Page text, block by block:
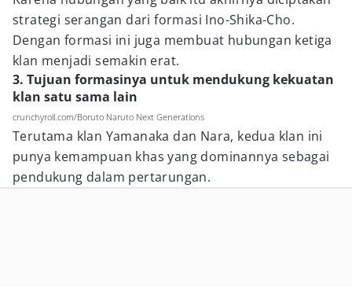
strategi serangan dari formasi Ino-Shika-Cho.
Dengan formasi ini juga membuat hubungan ketiga
klan menjadi semakin erat.
3. Tujuan formasinya untuk mendukung kekuatan
klan satu sama lain
crunchyroll.com/Boruto Naruto Next Generations
Terutama klan Yamanaka dan Nara, kedua klan ini
punya kemampuan khas yang dominannya sebagai
pendukung dalam pertarungan.